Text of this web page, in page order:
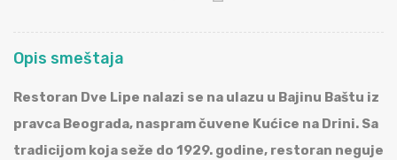
Opis smeštaja
Restoran Dve Lipe nalazi se na ulazu u Bajinu Baštu iz
pravca Beograda, naspram čuvene Kućice na Drini. Sa
tradicijom koja seže do 1929. godine, restoran neguje